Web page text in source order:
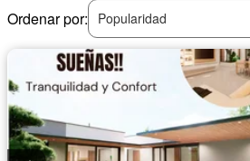
Ordenar por:
Popularidad